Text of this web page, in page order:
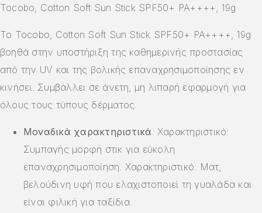
Tocobo, Cotton Soft Sun Stick SPF50+ PA++++, 19g
Το Tocobo, Cotton Soft Sun Stick SPF50+ PA++++, 19g
βοηθά στην υποστήριξη της καθημερινής προστασίας
από την UV και της βολικής επαναχρησιμοποίησης εν
κινήσει. Συμβάλλει σε άνετη, μη λιπαρή εφαρμογή για
όλους τους τύπους δέρματος.
Μοναδικά χαρακτηριστικά: Χαρακτηριστικό:
Συμπαγής μορφή στικ για εύκολη
επαναχρησιμοποίηση. Χαρακτηριστικό: Ματ,
βελούδινη υφή που ελαχιστοποιεί τη γυαλάδα και
είναι φιλική για ταξίδια.